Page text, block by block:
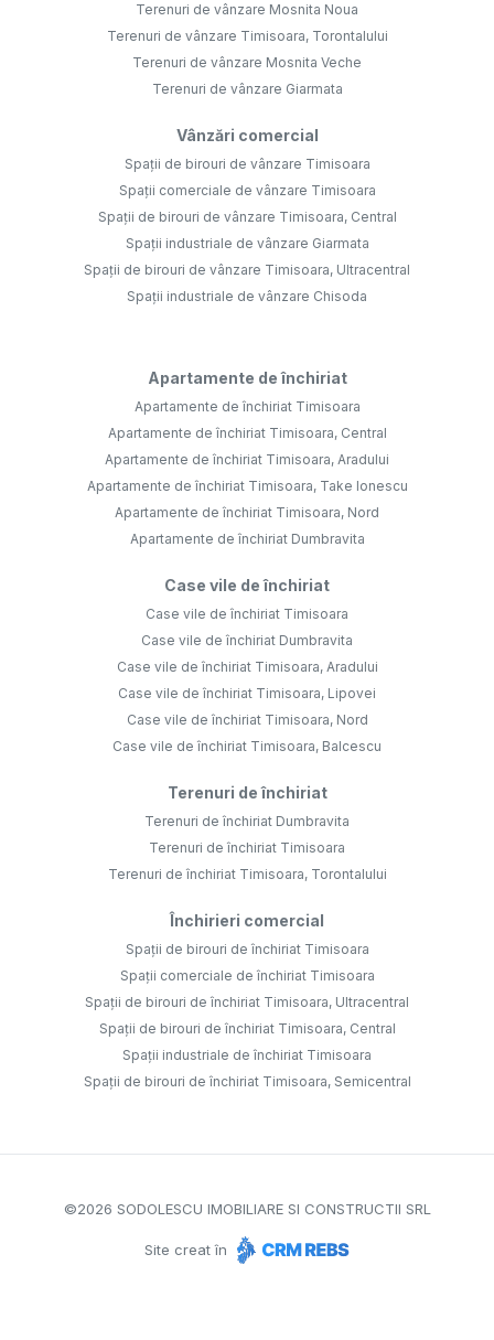
Terenuri de vânzare Mosnita Noua
Terenuri de vânzare Timisoara, Torontalului
Terenuri de vânzare Mosnita Veche
Terenuri de vânzare Giarmata
Vânzări comercial
Spații de birouri de vânzare Timisoara
Spații comerciale de vânzare Timisoara
Spații de birouri de vânzare Timisoara, Central
Spații industriale de vânzare Giarmata
Spații de birouri de vânzare Timisoara, Ultracentral
Spații industriale de vânzare Chisoda
Apartamente de închiriat
Apartamente de închiriat Timisoara
Apartamente de închiriat Timisoara, Central
Apartamente de închiriat Timisoara, Aradului
Apartamente de închiriat Timisoara, Take Ionescu
Apartamente de închiriat Timisoara, Nord
Apartamente de închiriat Dumbravita
Case vile de închiriat
Case vile de închiriat Timisoara
Case vile de închiriat Dumbravita
Case vile de închiriat Timisoara, Aradului
Case vile de închiriat Timisoara, Lipovei
Case vile de închiriat Timisoara, Nord
Case vile de închiriat Timisoara, Balcescu
Terenuri de închiriat
Terenuri de închiriat Dumbravita
Terenuri de închiriat Timisoara
Terenuri de închiriat Timisoara, Torontalului
Închirieri comercial
Spații de birouri de închiriat Timisoara
Spații comerciale de închiriat Timisoara
Spații de birouri de închiriat Timisoara, Ultracentral
Spații de birouri de închiriat Timisoara, Central
Spații industriale de închiriat Timisoara
Spații de birouri de închiriat Timisoara, Semicentral
©2026 SODOLESCU IMOBILIARE SI CONSTRUCTII SRL
Site creat în